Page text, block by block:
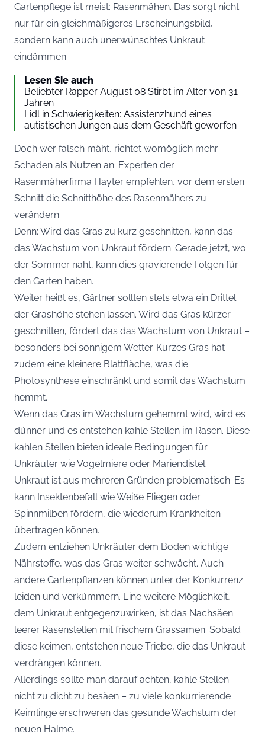
Gartenpflege ist meist: Rasenmähen. Das sorgt nicht
nur für ein gleichmäßigeres Erscheinungsbild,
sondern kann auch unerwünschtes Unkraut
eindämmen.
Lesen Sie auch
Beliebter Rapper August 08 Stirbt im Alter von 31
Jahren
Lidl in Schwierigkeiten: Assistenzhund eines
autistischen Jungen aus dem Geschäft geworfen
Doch wer falsch mäht, richtet womöglich mehr
Schaden als Nutzen an. Experten der
Rasenmäherfirma Hayter empfehlen, vor dem ersten
Schnitt die Schnitthöhe des Rasenmähers zu
verändern.
Denn: Wird das Gras zu kurz geschnitten, kann das
das Wachstum von Unkraut fördern. Gerade jetzt, wo
der Sommer naht, kann dies gravierende Folgen für
den Garten haben.
Weiter heißt es, Gärtner sollten stets etwa ein Drittel
der Grashöhe stehen lassen. Wird das Gras kürzer
geschnitten, fördert das das Wachstum von Unkraut –
besonders bei sonnigem Wetter. Kurzes Gras hat
zudem eine kleinere Blattfläche, was die
Photosynthese einschränkt und somit das Wachstum
hemmt.
Wenn das Gras im Wachstum gehemmt wird, wird es
dünner und es entstehen kahle Stellen im Rasen. Diese
kahlen Stellen bieten ideale Bedingungen für
Unkräuter wie Vogelmiere oder Mariendistel.
Unkraut ist aus mehreren Gründen problematisch: Es
kann Insektenbefall wie Weiße Fliegen oder
Spinnmilben fördern, die wiederum Krankheiten
übertragen können.
Zudem entziehen Unkräuter dem Boden wichtige
Nährstoffe, was das Gras weiter schwächt. Auch
andere Gartenpflanzen können unter der Konkurrenz
leiden und verkümmern. Eine weitere Möglichkeit,
dem Unkraut entgegenzuwirken, ist das Nachsäen
leerer Rasenstellen mit frischem Grassamen. Sobald
diese keimen, entstehen neue Triebe, die das Unkraut
verdrängen können.
Allerdings sollte man darauf achten, kahle Stellen
nicht zu dicht zu besäen – zu viele konkurrierende
Keimlinge erschweren das gesunde Wachstum der
neuen Halme.